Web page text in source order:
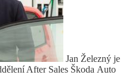
Jan Železný je
After Sales Škoda Auto